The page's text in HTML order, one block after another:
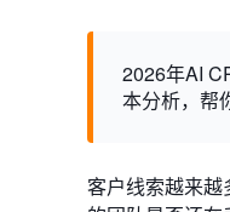
2026年AI
本分析，帮
客户线索越来